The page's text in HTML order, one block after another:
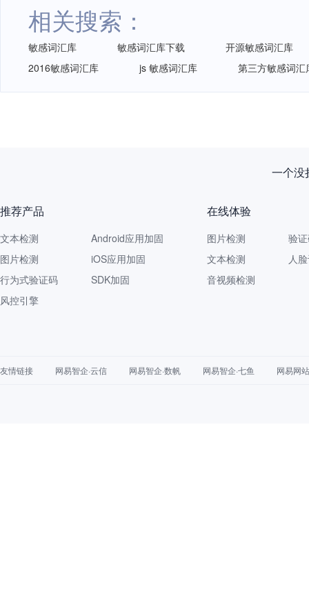
相关搜索：
敏感词汇库 敏感词汇库下载
开源敏感词汇库
2016敏感词汇库
js 敏感词汇库 第三方敏感词汇
一个没
推荐产品
文本检测
图片检测
行为式验证码
风控引擎
Android应用加固
iOS应用加固
SDK加固
在线体验
图片检测
文本检测
音视频检测
验
人
友情链接 网易智企·云信 网易智企·数帆 网易智企·七鱼 网易网